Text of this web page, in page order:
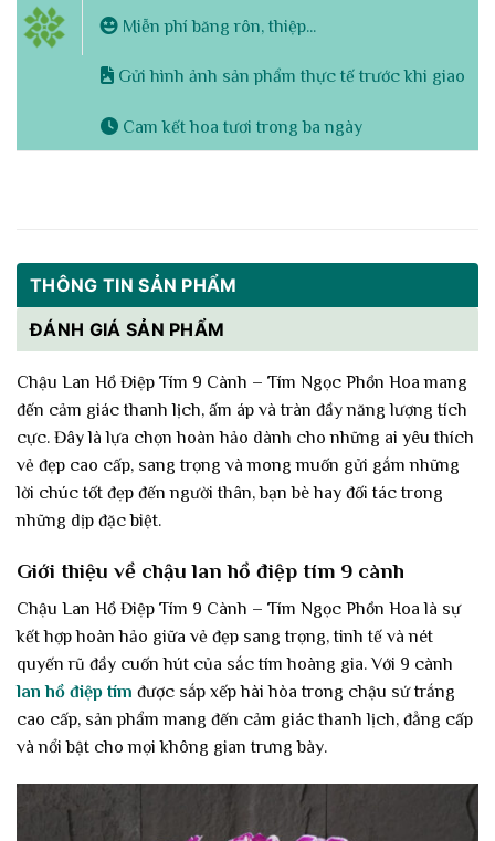
Miễn phí băng rôn, thiệp...
Gửi hình ảnh sản phẩm thực tế trước khi giao
Cam kết hoa tươi trong ba ngày
THÔNG TIN SẢN PHẨM
ĐÁNH GIÁ SẢN PHẨM
Chậu Lan Hồ Điệp Tím 9 Cành – Tím Ngọc Phồn Hoa mang
đến cảm giác thanh lịch, ấm áp và tràn đầy năng lượng tích
cực. Đây là lựa chọn hoàn hảo dành cho những ai yêu thích
vẻ đẹp cao cấp, sang trọng và mong muốn gửi gắm những
lời chúc tốt đẹp đến người thân, bạn bè hay đối tác trong
những dịp đặc biệt.
Giới thiệu về chậu lan hồ điệp tím 9 cành
Chậu Lan Hồ Điệp Tím 9 Cành – Tím Ngọc Phồn Hoa là sự
kết hợp hoàn hảo giữa vẻ đẹp sang trọng, tinh tế và nét
quyến rũ đầy cuốn hút của sắc tím hoàng gia. Với 9 cành
lan hồ điệp tím được sắp xếp hài hòa trong chậu sứ trắng
cao cấp, sản phẩm mang đến cảm giác thanh lịch, đẳng cấp
và nổi bật cho mọi không gian trưng bày.